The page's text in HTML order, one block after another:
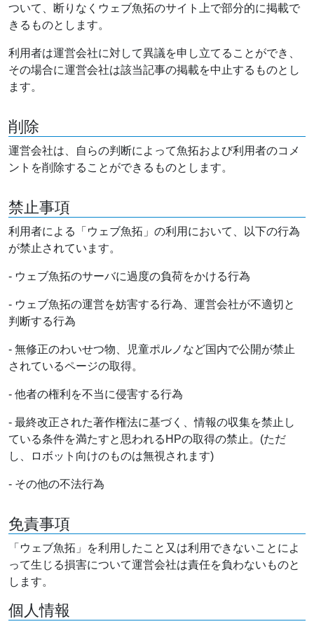
ついて、断りなくウェブ魚拓のサイト上で部分的に掲載で
きるものとします。
利用者は運営会社に対して異議を申し立てることができ、
その場合に運営会社は該当記事の掲載を中止するものとし
ます。
削除
運営会社は、自らの判断によって魚拓および利用者のコメ
ントを削除することができるものとします。
禁止事項
利用者による「ウェブ魚拓」の利用において、以下の行為
が禁止されています。
- ウェブ魚拓のサーバに過度の負荷をかける行為
- ウェブ魚拓の運営を妨害する行為、運営会社が不適切と
判断する行為
- 無修正のわいせつ物、児童ポルノなど国内で公開が禁止
されているページの取得。
- 他者の権利を不当に侵害する行為
- 最終改正された著作権法に基づく、情報の収集を禁止し
ている条件を満たすと思われるHPの取得の禁止。(ただ
し、ロボット向けのものは無視されます)
- その他の不法行為
免責事項
「ウェブ魚拓」を利用したこと又は利用できないことによ
って生じる損害について運営会社は責任を負わないものと
します。
個人情報